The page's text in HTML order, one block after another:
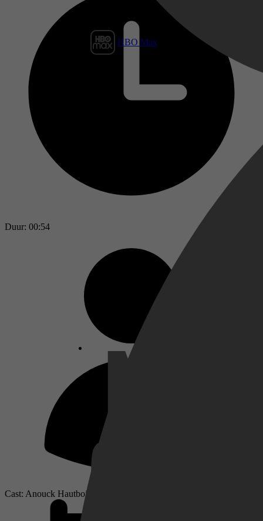
HBO Max
Duur: 00:54
Cast: Anouck Hautbois, Geneviève Doang, Benjamin Bollen